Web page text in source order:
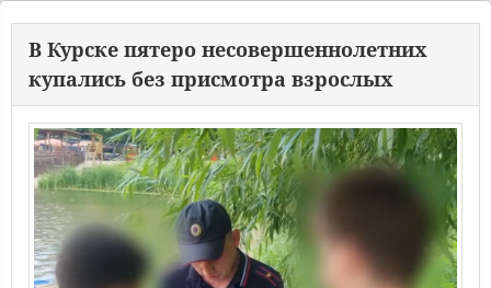
В Курске пятеро несовершеннолетних
купались без присмотра взрослых